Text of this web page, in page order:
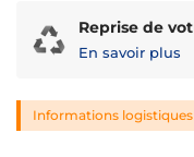
Reprise de
En savoir plus
Informations logistiques